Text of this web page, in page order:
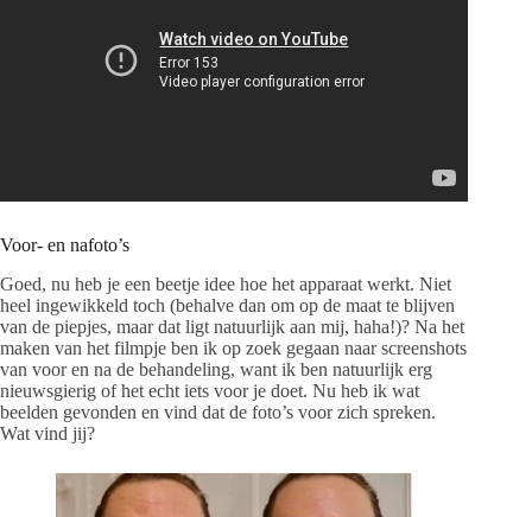
Voor- en nafoto’s
Goed, nu heb je een beetje idee hoe het apparaat werkt. Niet
heel ingewikkeld toch (behalve dan om op de maat te blijven
van de piepjes, maar dat ligt natuurlijk aan mij, haha!)? Na het
maken van het filmpje ben ik op zoek gegaan naar screenshots
van voor en na de behandeling, want ik ben natuurlijk erg
nieuwsgierig of het echt iets voor je doet. Nu heb ik wat
beelden gevonden en vind dat de foto’s voor zich spreken.
Wat vind jij?